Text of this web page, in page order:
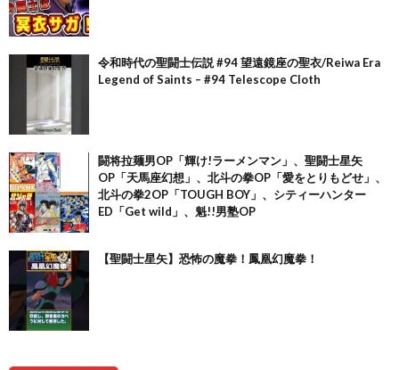
令和時代の聖闘士伝説 #94 望遠鏡座の聖衣/Reiwa Era
Legend of Saints – #94 Telescope Cloth
闘将拉麺男OP「輝け!ラーメンマン」、聖闘士星矢
OP「天馬座幻想」、北斗の拳OP「愛をとりもどせ」、
北斗の拳2OP「TOUGH BOY」、シティーハンター
ED「Get wild」、魁!!男塾OP
【聖闘士星矢】恐怖の魔拳！鳳凰幻魔拳！